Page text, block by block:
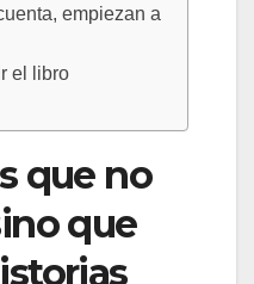
empiezan a
el libro
que no
que